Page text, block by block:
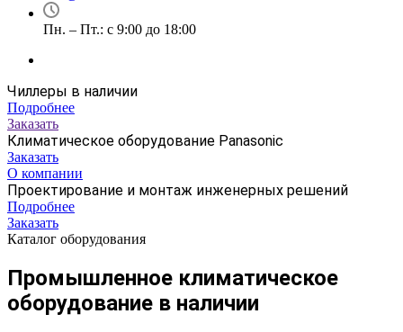
Пн. – Пт.: с 9:00 до 18:00
Чиллеры в наличии
Подробнее
Заказать
Климатическое оборудование Panasonic
Заказать
О компании
Проектирование и монтаж инженерных решений
Подробнее
Заказать
Каталог оборудования
Промышленное климатическое
оборудование в наличии